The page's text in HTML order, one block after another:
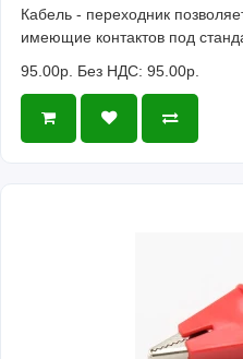
Кабель - переходник
имеющие контактов под
95.00р. Без НДС: 95.00р.